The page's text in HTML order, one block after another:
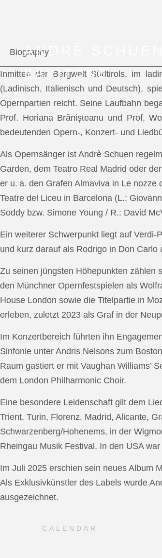
ANDRÈ SCHUEN
BARITONE
Biography
Inmitten der Bergwelt Südtirols, im
(Ladinisch, Italienisch und Deutsch),
Opernpartien reicht. Seine Laufbahn
Prof. Horiana Brănișteanu und Prof.
bedeutenden Opern-, Konzert- und
Als Opernsänger ist Andrè Schuen
Garden, dem Teatro Real Madrid oder
er u. a. den Grafen Almaviva in Le
Teatre del Liceu in Barcelona (L.:
Soddy bzw. Simone Young / R.: David
Ein weiterer Schwerpunkt liegt auf
und kurz darauf als Rodrigo in Don
Zu seinen jüngsten Höhepunkten zählen
den Münchner Opernfestspielen als
House London sowie die Titelpartie in
erleben, zuletzt 2023 als Graf in der
Im Konzertbereich führten ihn
Sinfonie unter Andris Nelsons zum
Raum gastiert er mit Vaughan Williams’
dem London Philharmonic Choir.
Eine besondere Leidenschaft gilt dem
Trient, Turin, Florenz, Madrid, Alicante,
Schwarzenberg/Hohenems, in der
Rheingau Musik Festival. In den USA
Im Juli 2025 erschien sein neues Album
Als Exklusivkünstler des Labels wurde
ausgezeichnet.
CALENDAR